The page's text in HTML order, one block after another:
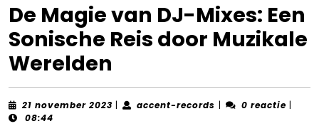
De Magie van DJ-Mixes: Een
Sonische Reis door Muzikale
Werelden
21 november 2023 21| accent-records accent-
| 0 reactie |
08:44